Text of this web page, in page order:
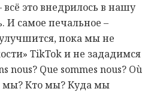
это внедрилось в нашу
И самое печальное –
пока мы не
TikTok и не зададимся
nous? Que sommes nous? Où
мы? Кто мы? Куда мы